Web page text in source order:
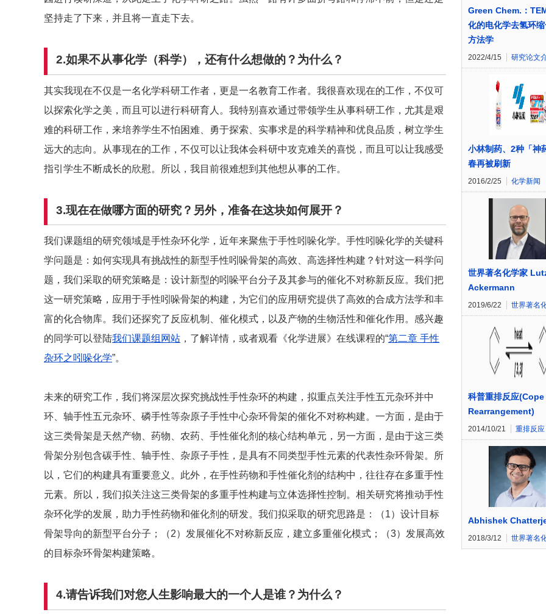
坚持走了下来，并且将一直走下去。
2.如果不从事化学（科学），还有什么想做的？为什么？
其实我现在不仅是一名化学科研工作者，更是一名教育工作者。我很喜欢现在的工作，不仅可
以探索化学之美，而且可以进行科研育人。我特别喜欢通过带领学生从事科研工作，尤其是艰
难的科研工作，来培养学生不怕困难、勇于探索、实事求是的科学精神和优良品质，树立学生
远大的志向。从事现在的工作，不仅可以让我体会科研中攻克难关的喜悦，而且可以让我感受
指引学生不断成长的欣慰。所以，我目前很难想到其他想从事的工作。
3.现在在做哪方面的研究？另外，准备在这块如何展开？
我们课题组的研究领域是手性杂环化学，近年来聚焦于手性吲哚化学。手性吲哚化学的关键科
学问题是：如何实现具有挑战性的新型手性吲哚骨架的高效、高选择性构建？针对这一科学问
题，我们采取的研究策略是：设计新型的吲哚平台分子及其参与的催化不对称新反应。我们把
这一研究策略，应用于手性吲哚骨架的构建，为它们的应用研究提供了高效的合成方法学和丰
富的化合物库。我们还探究了反应机制、催化模式，以及产物的生物活性和催化作用。感兴趣
的同学可以登陆我们课题组网站 ，了解详情，或者观看《化学进展》在线课程的“第二章 手性
杂环之吲哚化学”。
未来的研究工作，我们将深层次探究挑战性手性杂环的构建，拟重点关注手性五元杂环并中
环、轴手性五元杂环、磷手性等杂原子手性中心杂环骨架的催化不对称构建。一方面，是由于
这三类骨架是天然产物、药物、农药、手性催化剂的核心结构单元，另一方面，是由于这三类
骨架分别包含碳手性、轴手性、杂原子手性，是具有不同类型手性元素的代表性杂环骨架。所
以，它们的构建具有重要意义。此外，在手性药物和手性催化剂的结构中，往往存在多重手性
元素。所以，我们拟关注这三类骨架的多重手性构建与立体选择性控制。相关研究将推动手性
杂环化学的发展，助力手性药物和催化剂的研发。我们拟采取的研究思路是：（1）设计目标
骨架导向的新型平台分子；（2）发展催化不对称新反应，建立多重催化模式；（3）发展高效
的目标杂环骨架构建策略。
4.请告诉我们对您人生影响最大的一个人是谁？为什么？
Green Chem.：
化的电化学去氢环
方法学
2022/4/15 研究论文
小林制药、2种「神
春再被刷新
2016/2/25 化学新闻
世界著名化学家
Ackermann
2019/6/22 世界著名
科普重排反应(Cope
Rearrangement)
2014/10/21 重排反应
Abhishek
2018/3/12 世界著名